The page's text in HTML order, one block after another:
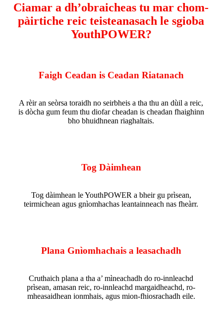
Ciamar a dh’obraicheas tu mar chom-
pàirtiche reic teisteanasach le sgioba
YouthPOWER?
Faigh Ceadan is Ceadan Riatanach
A rèir an seòrsa toraidh no seirbheis a tha thu an dùil a reic,
is dòcha gum feum thu diofar cheadan is cheadan fhaighinn
bho bhuidhnean riaghaltais.
Tog Dàimhean
Tog dàimhean le YouthPOWER a bheir gu prìsean,
teirmichean agus gnìomhachas leantainneach nas fheàrr.
Plana Gnìomhachais a leasachadh
Cruthaich plana a tha a’ mìneachadh do ro-innleachd
prìsean, amasan reic, ro-innleachd margaidheachd, ro-
mheasaidhean ionmhais, agus mion-fhiosrachadh eile.